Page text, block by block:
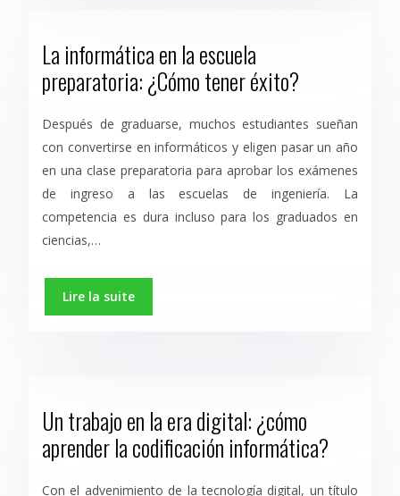
La informática en la escuela
preparatoria: ¿Cómo tener éxito?
Después de graduarse, muchos estudiantes sueñan
con convertirse en informáticos y eligen pasar un año
en una clase preparatoria para aprobar los exámenes
de ingreso a las escuelas de ingeniería. La
competencia es dura incluso para los graduados en
ciencias,…
Lire la suite
Un trabajo en la era digital: ¿cómo
aprender la codificación informática?
Con el advenimiento de la tecnología digital, un título